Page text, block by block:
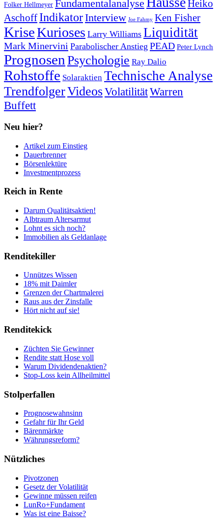
Folker Hellmeyer Fundamentalanalyse
Heiko
Aschoff IndikatorInterview Joe Fahmy Ken Fisher
KriseKurioses Larry Williams Liquidität
Mark Minervini Parabolischer Anstieg PEAD Peter Lynch
Prognosen Psychologie Ray Dalio
Rohstoffe Solaraktien Technische Analyse
TrendfolgerVideosVolatilitätWarren
Buffett
Neu hier?
Artikel zum Einstieg
Dauerbrenner
Börsenlektüre
Investmentprozess
Reich in Rente
Darum Qualitätsaktien!
Albtraum Altersarmut
Lohnt es sich noch?
Immobilien als Geldanlage
Renditekiller
Unnützes Wissen
18% mit Daimler
Grenzen der Chartmalerei
Raus aus der Zinsfalle
Hört nicht auf sie!
Renditekick
Züchten Sie Gewinner
Rendite statt Hose voll
Warum Dividendenaktien?
Stop-Loss kein Allheilmittel
Stolperfallen
Prognosewahnsinn
Gefahr für Ihr Geld
Bärenmärkte
Währungsreform?
Nützliches
Pivotzonen
Gesetz der Volatilität
Gewinne müssen reifen
LunRo+Fundament
Was ist eine Baisse?